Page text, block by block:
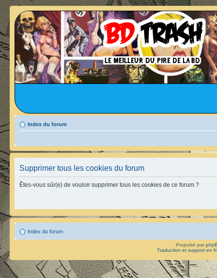
Index du forum
Supprimer tous les cookies du forum
Êtes-vous sûr(e) de vouloir supprimer tous les cookies de ce forum ?
Index du forum
Propulsé par
Traduction et support en